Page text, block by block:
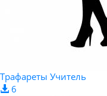
Трафареты Учитель
6